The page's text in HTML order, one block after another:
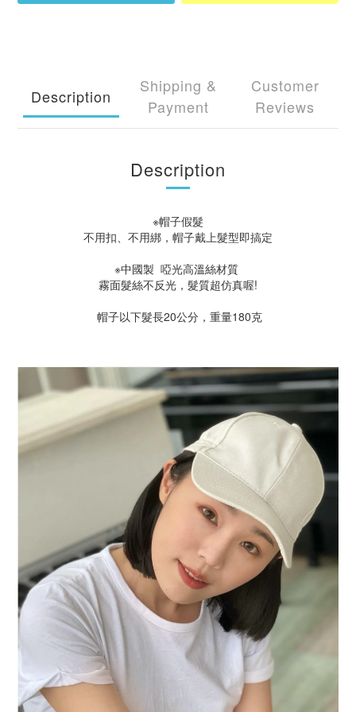
Description
Shipping &
Payment
Customer
Reviews
Description
※帽子假髮
不用扣、不用綁，帽子戴上髮型即搞定
※中國製 啞光高溫絲材質
霧面髮絲不反光，髮質超仿真喔!
帽子以下髮長20公分，重量180克